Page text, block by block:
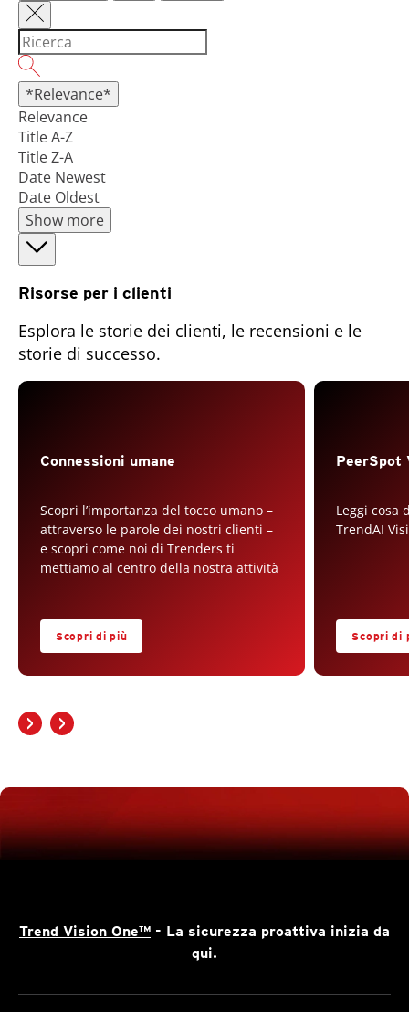
*Relevance*
Relevance
Title A-Z
Title Z-A
Date Newest
Date Oldest
Show more
Risorse per i clienti
Esplora le storie dei clienti, le recensioni e le
storie di successo.
Connessioni umane
Scopri l’importanza del tocco umano –
attraverso le parole dei nostri clienti –
e scopri come noi di Trenders ti
mettiamo al centro della nostra attività
Scopri di più
PeerSpot
Leggi cosa
TrendAI
Scopri di
Open On A New Tab
Trend Vision One™ - La sicurezza proattiva inizia da
qui.